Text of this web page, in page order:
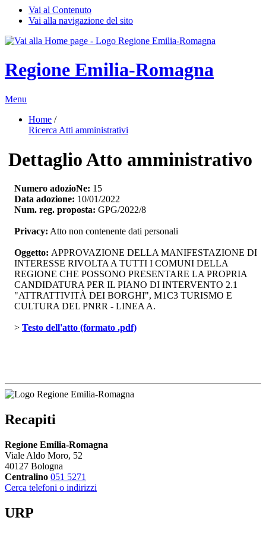
Vai al Contenuto
Vai alla navigazione del sito
Regione Emilia-Romagna
Menu
Home /
Ricerca Atti amministrativi
Dettaglio Atto amministrativo
Numero adozioNe: 15
Data adozione: 10/01/2022
Num. reg. proposta: GPG/2022/8
Privacy: Atto non contenente dati personali
Oggetto: APPROVAZIONE DELLA MANIFESTAZIONE DI
INTERESSE RIVOLTA A TUTTI I COMUNI DELLA
REGIONE CHE POSSONO PRESENTARE LA PROPRIA
CANDIDATURA PER IL PIANO DI INTERVENTO 2.1
"ATTRATTIVITÀ DEI BORGHI", M1C3 TURISMO E
CULTURA DEL PNRR - LINEA A.
> Testo dell'atto (formato .pdf)
Recapiti
Regione Emilia-Romagna
Viale Aldo Moro, 52
40127 Bologna
Centralino 051 5271
Cerca telefoni o indirizzi
URP